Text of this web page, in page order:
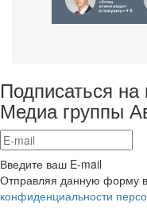
Подписаться
Медиа группы
Введите ваш E-mail
Отправляя данную форму
конфиденциальности